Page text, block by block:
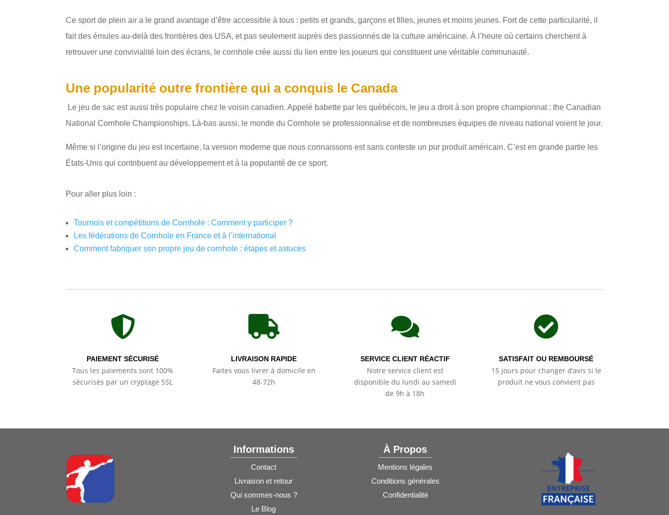
Ce sport de plein air a le grand avantage d’être accessible à tous : petits et grands, garçons et filles, jeunes et moins jeunes. Fort de cette particularité, il
fait des émules au-delà des frontières des USA, et pas seulement auprès des passionnés de la culture américaine. À l’heure où certains cherchent à
retrouver une convivialité loin des écrans, le cornhole crée aussi du lien entre les joueurs qui constituent une véritable communauté.
Une popularité outre frontière qui a conquis le Canada
Le jeu de sac est aussi très populaire chez le voisin canadien. Appelé babette par les québécois, le jeu a droit à son propre championnat : the Canadian
National Cornhole Championships. Là-bas aussi, le monde du Cornhole se professionnalise et de nombreuses équipes de niveau national voient le jour.
Même si l’origine du jeu est incertaine, la version moderne que nous connaissons est sans conteste un pur produit américain. C’est en grande partie les
États-Unis qui contribuent au développement et à la popularité de ce sport.
Pour aller plus loin :
Tournois et compétitions de Cornhole : Comment y participer ?
Les fédérations de Cornhole en France et à l’international
Comment fabriquer son propre jeu de cornhole : étapes et astuces

PAIEMENT SÉCURISÉ
Tous les paiements sont 100%
sécurisés par un cryptage SSL

LIVRAISON RAPIDE
Faites vous livrer à domicile en
48-72h

SERVICE CLIENT RÉACTIF
Notre service client est
disponible du lundi au samedi
de 9h à 18h

SATISFAIT OU REMBOURSÉ
15 jours pour changer d’avis si le
produit ne vous convient pas
Informations
Contact
Livraison et retour
Qui sommes-nous ?
Le Blog
À Propos
Mentions légales
Conditions générales
Confidentialité